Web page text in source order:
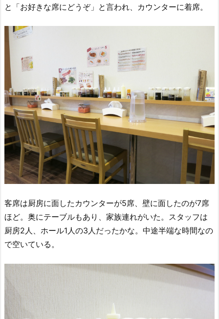
と「お好きな席にどうぞ」と言われ、カウンターに着席。
客席は厨房に面したカウンターが5席、壁に面したのが7席
ほど。奥にテーブルもあり、家族連れがいた。スタッフは
厨房2人、ホール1人の3人だったかな。中途半端な時間なの
で空いている。